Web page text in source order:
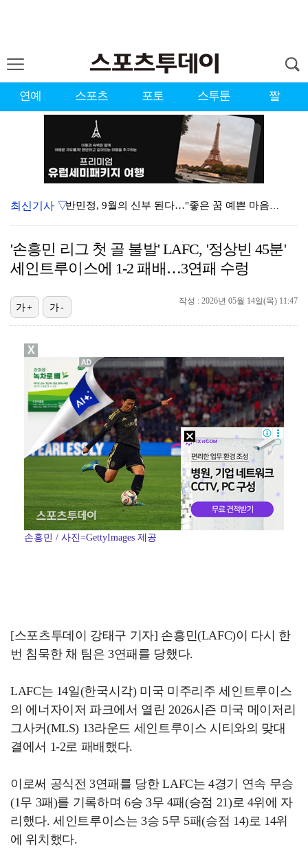
연예 스포츠 포토 스투툰 짤
반민정, 9월의 신부 된다…"좋은 꿈 예쁜 마음가짐으로…
경찰, '감독 선임 논란' 대한축구협회 압수수색…홍명보…
하우 감독 떠난 뉴캐슬, 새 사령탑 자리에 38세 야이…
[ST포토] 키키 이솔, '설레는 컴백'
[ST포토] 키키 이솔, '인형이야 사람이야'
[ST포토] 키키 하음, '사랑해요'
[ST포토] 키키 지유, 포인트 안무로 매력발산
최신기사 ▽
'손흥민 리그 첫 골 불발' LAFC, '정상빈 45분'
세인트루이스에 1-2 패배…3연패 수렁
작성 : 2026년 05월 14일(목) 11:47
가+ 가-
손흥민 / 사진=GettyImages 제공
[스포츠투데이 강태구 기자] 손흥민(LAFC)이 다시 한
번 침묵한 채 팀은 3연패를 당했다.
LAFC는 14일(한국시각) 미국 미주리주 세인트루이스
의 에너자이저 파크에서 열린 2026시즌 미국 메이저리
그사커(MLS) 13라운드 세인트루이스 시티와의 맞대
결에서 1-2로 패배했다.
이로써 공식전 3연패를 당한 LAFC는 4경기 연속 무승
(1무 3패)를 기록하며 6승 3무 4패(승점 21)로 4위에 자
리했다. 세인트루이스는 3승 5무 5패(승점 14)로 14위
에 위치했다.
X